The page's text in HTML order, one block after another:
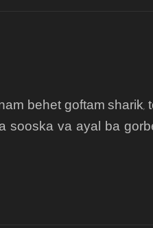
behet goftam
sooska va ayal ba